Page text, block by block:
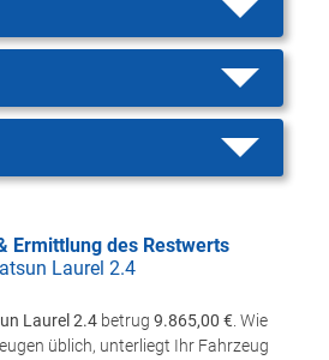
Ermittlung des Restwerts
Laurel 2.4
Laurel 2.4 betrug 9.865,00 € . Wie
üblich, unterliegt Ihr Fahrzeug